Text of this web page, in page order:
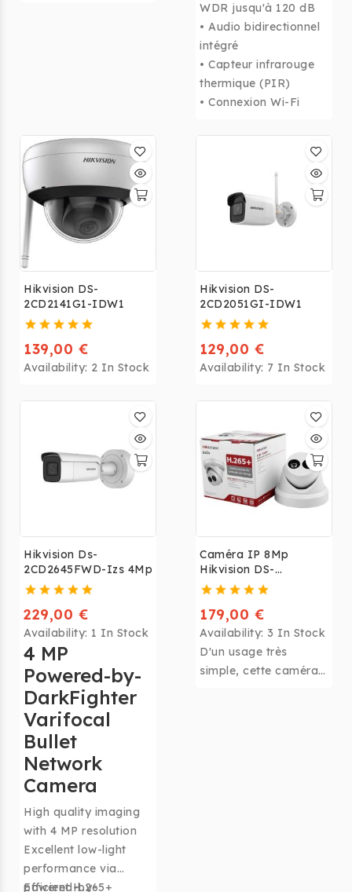
Android et iPhone.
Cette application
permet de visualiser
sa caméra à distance
via son smartphone
ou sa tablette de
n'importe où dans le
monde.
WDR jusqu'à 120 dB
• Audio bidirectionnel
intégré
• Capteur infrarouge
thermique (PIR)
• Connexion Wi-Fi
Hikvision DS-
2CD2141G1-IDW1
139,00 €
Availability: 2 In Stock
Hikvision DS-
2CD2051GI-IDW1
129,00 €
Availability: 7 In Stock
Hikvision Ds-
2CD2645FWD-Izs 4Mp
229,00 €
Availability: 1 In Stock
4 MP
Powered-by-
DarkFighter
Varifocal
Bullet
Network
Camera
High quality imaging
with 4 MP resolution
Excellent low-light
performance via
powered-by-
Efficient H.265+
Caméra IP 8Mp
Hikvision DS-
2CD2385FWD-
I(2.8mm)
179,00 €
Availability: 3 In Stock
D'un usage très
simple, cette caméra